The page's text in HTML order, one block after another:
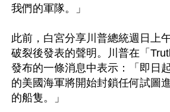
我們的軍隊。」
此前，白宮分享川普總統週日上
破裂後發表的聲明。川普在「
發布的一條消息中表示：「即日
的美國海軍將開始封鎖任何試圖
的船隻。」